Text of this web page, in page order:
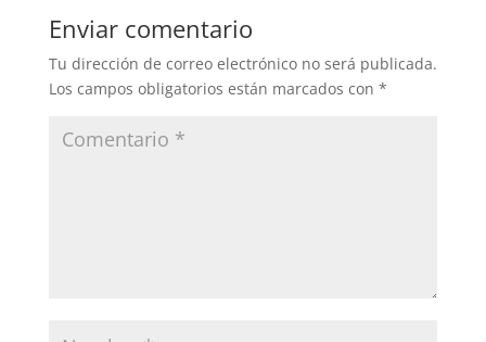
Enviar comentario
Tu dirección de correo electrónico no será publicada.
Los campos obligatorios están marcados con *